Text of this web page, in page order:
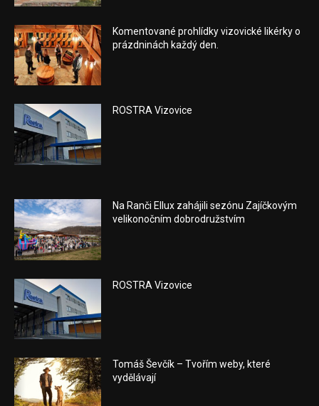
Komentované prohlídky vizovické likérky o
prázdninách každý den.
ROSTRA Vizovice
Na Ranči Ellux zahájili sezónu Zajíčkovým
velikonočním dobrodružstvím
ROSTRA Vizovice
Tomáš Ševčík – Tvořím weby, které
vydělávají